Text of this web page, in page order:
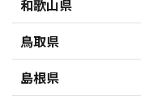
和歌山県
鳥取県
島根県